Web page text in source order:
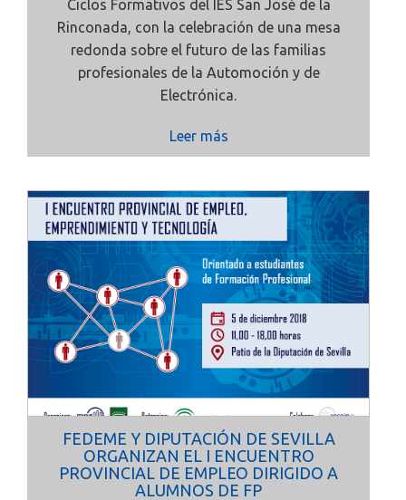
Ciclos Formativos del IES San José de la
Rinconada, con la celebración de una mesa
redonda sobre el futuro de las familias
profesionales de la Automoción y de
Electrónica.
Leer más
FEDEME Y DIPUTACIÓN DE SEVILLA
ORGANIZAN EL I ENCUENTRO
PROVINCIAL DE EMPLEO DIRIGIDO A
ALUMNOS DE FP